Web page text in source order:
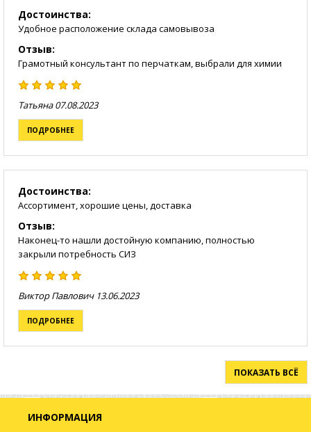
Достоинства:
Удобное расположение склада самовывоза
Отзыв:
Грамотный консультант по перчаткам, выбрали для химии
Татьяна 07.08.2023
ПОДРОБНЕЕ
Достоинства:
Ассортимент, хорошие цены, доставка
Отзыв:
Наконец-то нашли достойную компанию, полностью
закрыли потребность СИЗ
Виктор Павлович 13.06.2023
ПОДРОБНЕЕ
ПОКАЗАТЬ ВСЁ
ИНФОРМАЦИЯ